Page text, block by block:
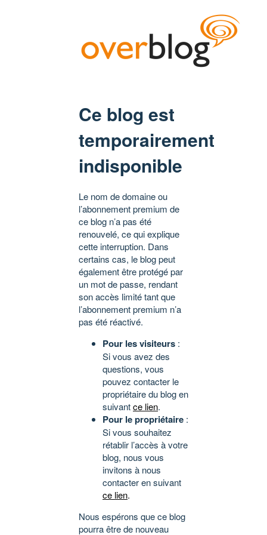
Ce blog est
temporairement
indisponible
Le nom de domaine ou
l’abonnement premium de
ce blog n’a pas été
renouvelé, ce qui explique
cette interruption. Dans
certains cas, le blog peut
également être protégé par
un mot de passe, rendant
son accès limité tant que
l’abonnement premium n’a
pas été réactivé.
Pour les visiteurs :
Si vous avez des
questions, vous
pouvez contacter le
propriétaire du blog en
suivantce lien.
Pour le propriétaire :
Si vous souhaitez
rétablir l’accès à votre
blog, nous vous
invitons à nous
contacter en suivant
ce lien.
Nous espérons que ce blog
pourra être de nouveau